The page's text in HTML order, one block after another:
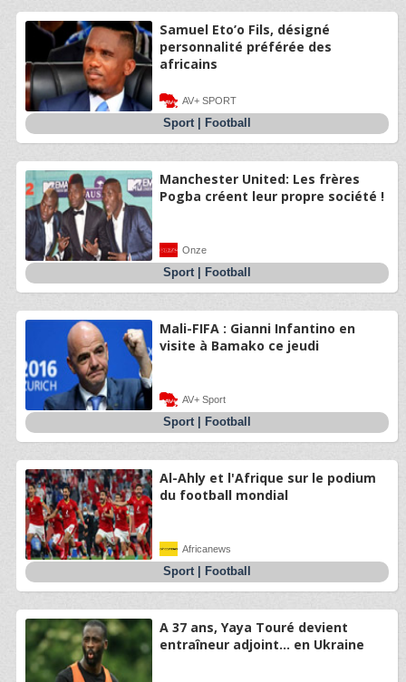
Samuel Eto’o Fils, désigné
personnalité préférée des
africains
AV+ SPORT
Sport| Football
Manchester United: Les frères
Pogba créent leur propre société !
Onze
Sport| Football
Mali-FIFA : Gianni Infantino en
visite à Bamako ce jeudi
AV+ Sport
Sport| Football
Al-Ahly et l'Afrique sur le podium
du football mondial
Africanews
Sport| Football
A 37 ans, Yaya Touré devient
entraîneur adjoint... en Ukraine